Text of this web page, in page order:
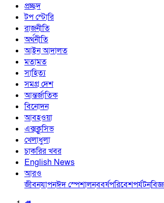
প্রচ্ছদ
টপ স্টোরি
রাজনীতি
অর্থনীতি
আইন আদালত
মতামত
সাহিত্য
সমগ্র দেশ
আন্তর্জাতিক
বিনোদন
আবহওয়া
এক্সক্লুসিভ
খেলাধুলা
চাকরির খবর
English News
আরও
জীবনযাপনঈদ স্পেশালনববর্ষপরিবেশপর্যটন